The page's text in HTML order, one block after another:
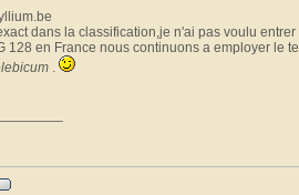
dans la classification,je n'ai pas voulu
128 en France nous continuons a employer le
.